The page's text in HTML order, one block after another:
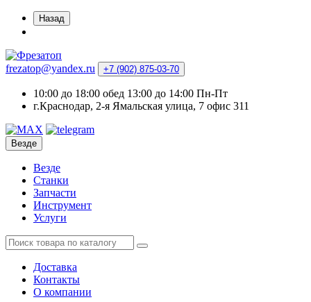
Назад
frezatop@yandex.ru +7 (902) 875-03-70
10:00 до 18:00 обед 13:00 до 14:00 Пн-Пт
г.Краснодар, 2-я Ямальская улица, 7 офис 311
Везде
Везде
Станки
Запчасти
Инструмент
Услуги
Доставка
Контакты
О компании